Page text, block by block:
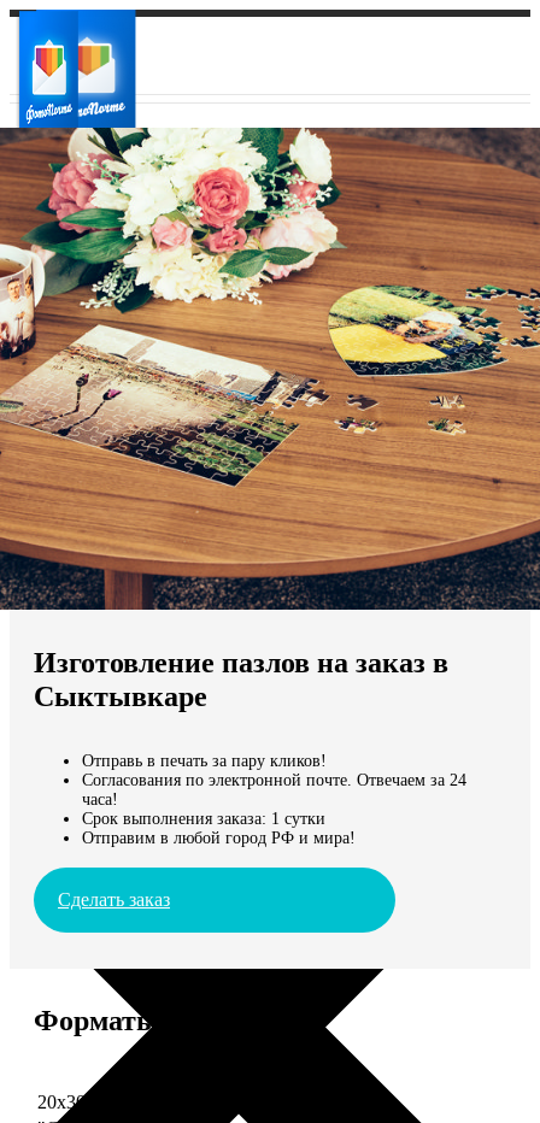
Ваш город:
Ваш регион доставки
Выберите из списка:
Мы доставляем по всему миру
Продолжить без города
Изготовление пазлов на заказ в
Сыктывкаре
Отправь в печать за пару кликов!
Согласования по электронной почте. Отвечаем за 24
часа!
Срок выполнения заказа: 1 сутки
Отправим в любой город РФ и мира!
Сделать заказ
Форматы и цены
Услуга
20х30 110 частей